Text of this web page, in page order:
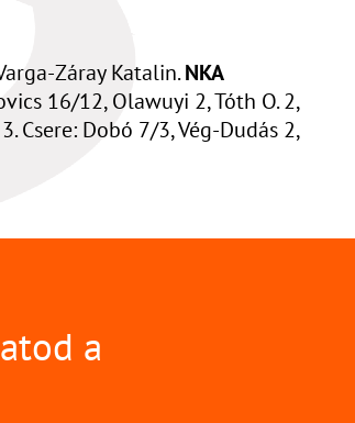
Záray Katalin.NKA
16/12, Olawuyi 2, Tóth O. 2,
Csere: Dobó 7/3, Vég-Dudás 2,
a